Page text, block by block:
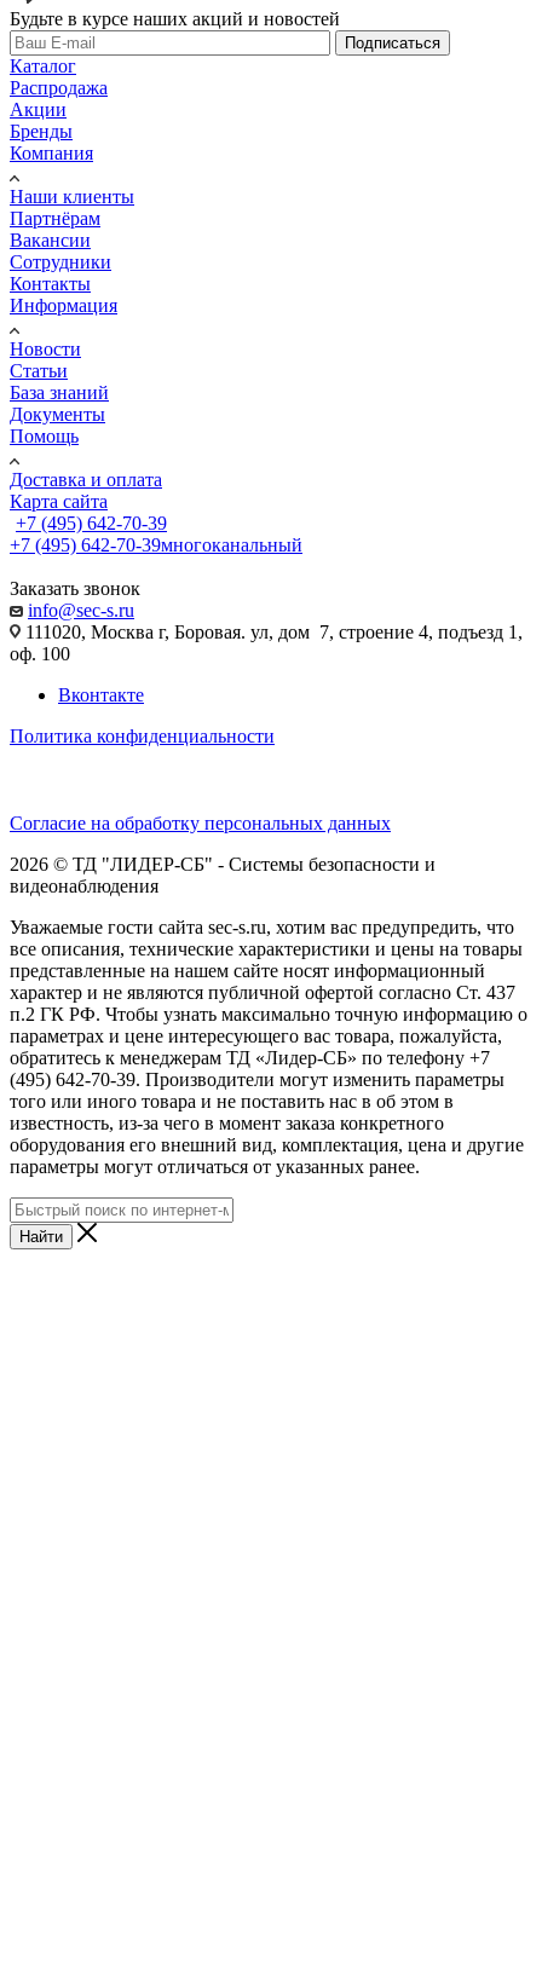
Будьте в курсе наших акций и новостей
Подписаться
Каталог
Распродажа
Акции
Бренды
Компания
Наши клиенты
Партнёрам
Вакансии
Сотрудники
Контакты
Информация
Новости
Статьи
База знаний
Документы
Помощь
Доставка и оплата
Карта сайта
+7 (495) 642-70-39
+7 (495) 642-70-39многоканальный
Заказать звонок
info@sec-s.ru
111020, Москва г, Боровая. ул, дом 7, строение 4, подъезд 1,
оф. 100
Вконтакте
Политика конфиденциальности
Согласие на обработку персональных данных
2026 © ТД "ЛИДЕР-СБ" - Системы безопасности и
видеонаблюдения
Уважаемые гости сайта sec-s.ru, хотим вас предупредить, что
все описания, технические характеристики и цены на товары
представленные на нашем сайте носят информационный
характер и не являются публичной офертой согласно Ст. 437
п.2 ГК РФ. Чтобы узнать максимально точную информацию о
параметрах и цене интересующего вас товара, пожалуйста,
обратитесь к менеджерам ТД «Лидер-СБ» по телефону +7
(495) 642-70-39. Производители могут изменить параметры
того или иного товара и не поставить нас в об этом в
известность, из-за чего в момент заказа конкретного
оборудования его внешний вид, комплектация, цена и другие
параметры могут отличаться от указанных ранее.
Найти